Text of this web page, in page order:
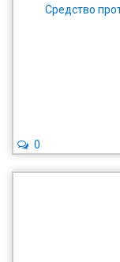
Средство
0